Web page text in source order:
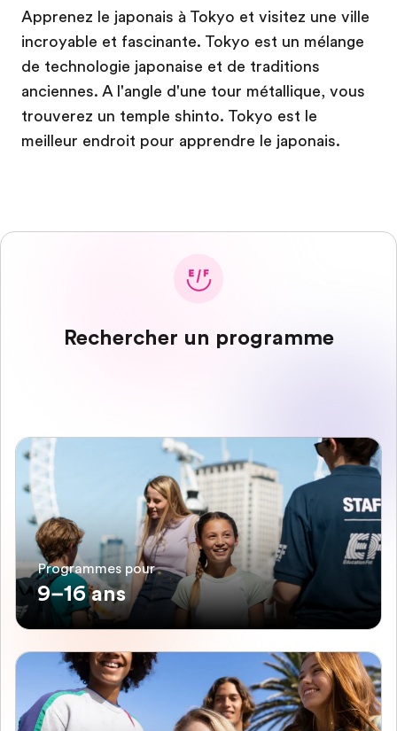
EF recrute
Rejoignez nos équipes
Apprenez le japonais à Tokyo et visitez une ville
incroyable et fascinante. Tokyo est un mélange
de technologie japonaise et de traditions
anciennes. A l'angle d'une tour métallique, vous
trouverez un temple shinto. Tokyo est le
meilleur endroit pour apprendre le japonais.
Rechercher un programme
Programmes pour
9–16 ans